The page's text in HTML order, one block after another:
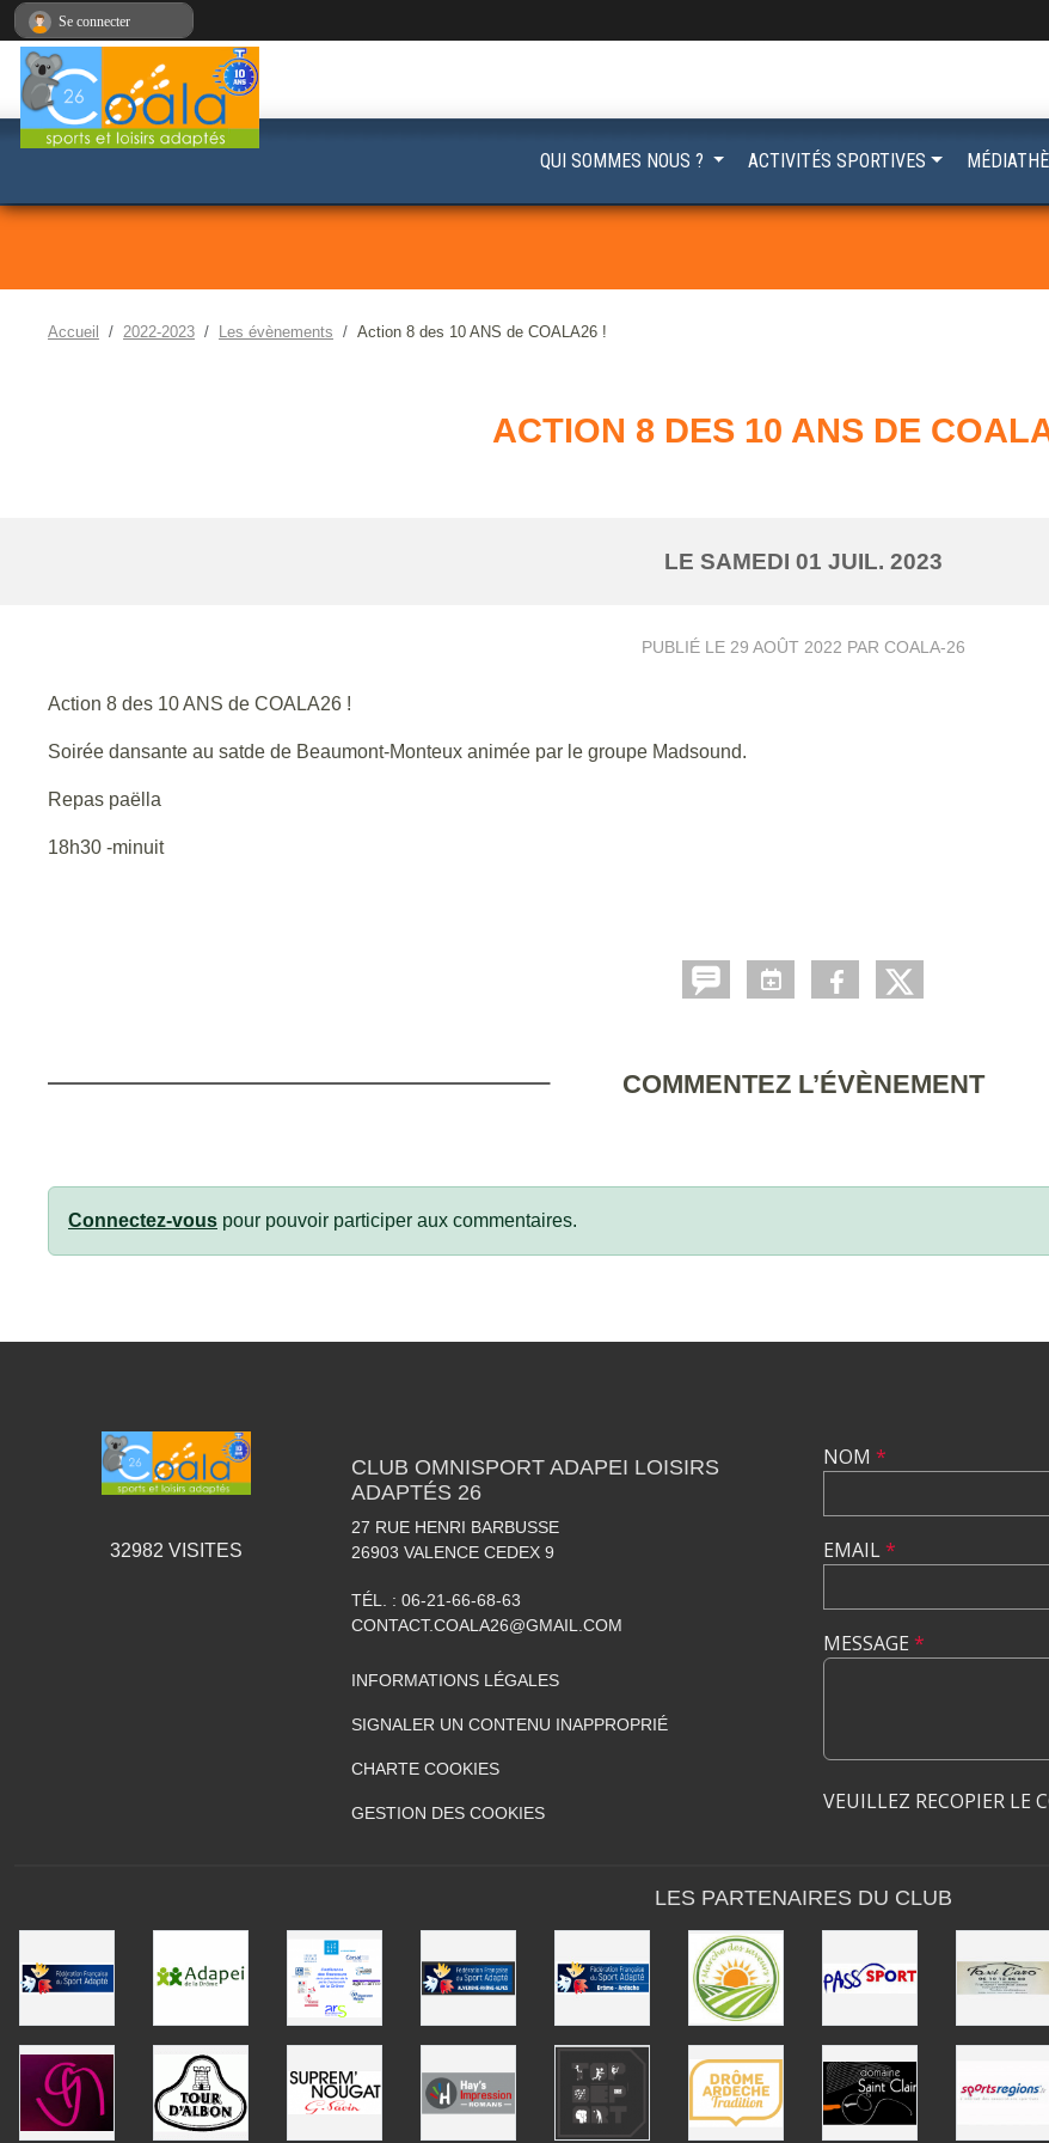
Accueil 2022-2023 Les évènements Action 8 des 10 ANS de COALA26 !
ACTION 8 DES 10 ANS DE
LE SAMEDI 01 JUIL. 2023
PUBLIÉ LE 29 AOÛT 2022 PAR COALA-26
Action 8 des 10 ANS de COALA26 !
Soirée dansante au satde de Beaumont-Monteux animée par le groupe Madsound.
Repas paëlla
18h30 -minuit
COMMENTEZ L’ÉVÈNEMENT
Connectez-vous pour pouvoir participer aux commentaires.
QUI SOMMES NOUS ? ACTIVITÉS SPORTIVES
32982 VISITES
CLUB OMNISPORT ADAPEI LOISIRS
ADAPTÉS 26
27 RUE HENRI BARBUSSE
26903 VALENCE CEDEX 9
TÉL. : 06-21-66-68-63
CONTACT.COALA26@GMAIL.COM
INFORMATIONS LÉGALES
SIGNALER UN CONTENU INAPPROPRIÉ
CHARTE COOKIES
GESTION DES COOKIES
NOM *
EMAIL*
MESSAGE *
VEUILLEZ RECOPIER LE
LES PARTENAIRES DU CLUB
Se connecter
Panneau de gestion des cookies